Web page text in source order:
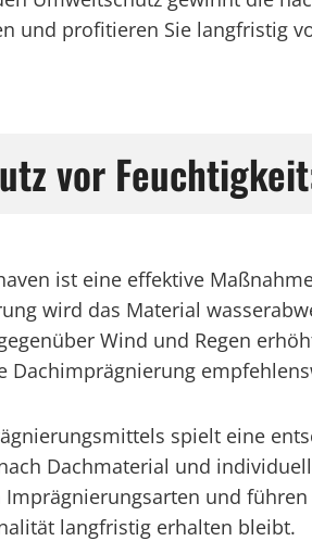
und profitieren Sie langfristig
vor
ist eine effektive
wird das Material
Wind und Regen
Dachimprägnierung
spielt eine
Dachmaterial und
und
langfristig erhalten bleibt.